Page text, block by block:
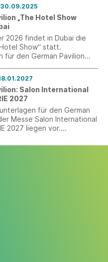
– 30.09.2025
„The Hotel Show
2026 findet in Dubai die
Show“ statt.
für den German Pavilion
– 18.01.2027
Salon International
2027
für den German
Messe Salon International
2027 liegen vor.
online möglich.